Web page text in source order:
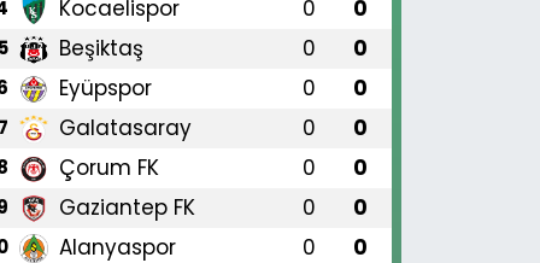
Yavaş'tan Üreticiye
15 Bin 450
Kocaelispor 0 0
5 Beşiktaş 0 0
Eyüpspor 0 0
7 Galatasaray 0 0
Çorum FK 0 0
Gaziantep FK 0 0
Alanyaspor 0 0